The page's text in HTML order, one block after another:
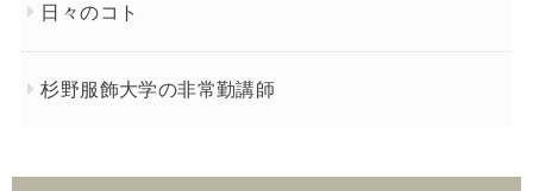
日々のコト
杉野服飾大学の非常勤講師